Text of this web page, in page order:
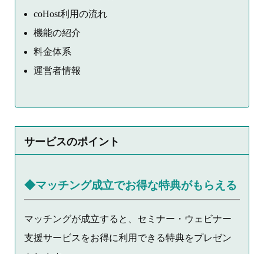
coHost利用の流れ
機能の紹介
料金体系
運営者情報
サービスのポイント
◆マッチング成立でお得な特典がもらえる
マッチングが成立すると、セミナー・ウェビナー
支援サービスをお得に利用できる特典をプレゼン